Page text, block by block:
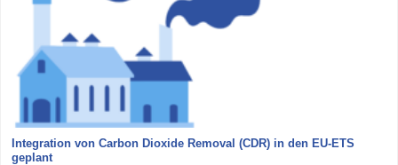
Integration von Carbon Dioxide Removal (CDR) in den EU-ETS
geplant